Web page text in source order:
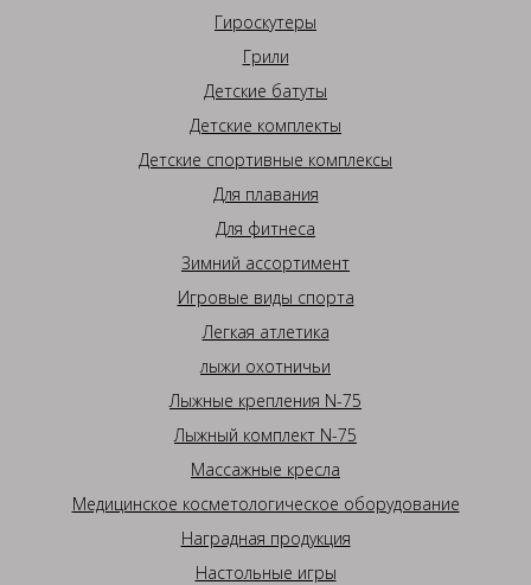
Гироскутеры
Грили
Детские батуты
Детские комплекты
Детские спортивные комплексы
Для плавания
Для фитнеса
Зимний ассортимент
Игровые виды спорта
Легкая атлетика
лыжи охотничьи
Лыжные крепления N-75
Лыжный комплект N-75
Массажные кресла
Медицинское косметологическое оборудование
Наградная продукция
Настольные игры